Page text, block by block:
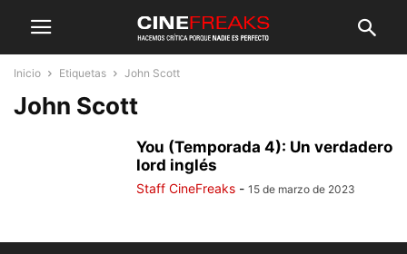
Inicio Etiquetas John Scott
John Scott
You (Temporada 4): Un verdadero
lord inglés
Staff CineFreaks - 15 de marzo de 2023